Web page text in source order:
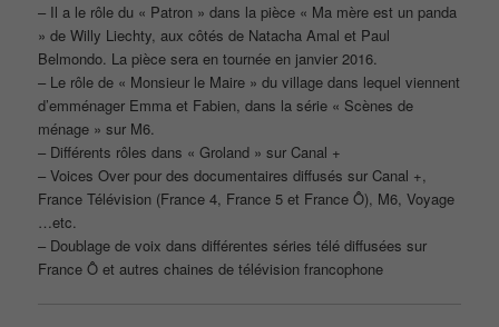
– Il a le rôle du « Patron » dans la pièce « Ma mère est un panda
» de Willy Liechty, aux côtés de Natacha Amal et Paul
Belmondo. La pièce sera en tournée en janvier 2016.
– Le rôle de « Monsieur le Maire » du village dans lequel viennent
d’emménager Emma et Fabien, dans la série « Scènes de
ménage » sur M6.
– Différents rôles dans « Groland » sur Canal +
– Voices Over pour des documentaires diffusés sur Canal +,
France Télévision (France 4, France 5 et France Ô), M6, Voyage
…etc.
– Doublage de voix dans différentes séries télé diffusées sur
France Ô et autres chaines de télévision francophone